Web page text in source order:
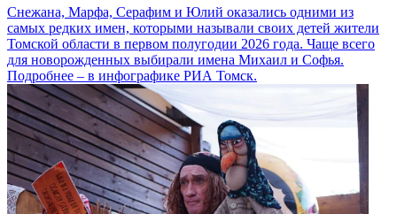
Снежана, Марфа, Серафим и Юлий оказались одними из
самых редких имен, которыми называли своих детей жители
Томской области в первом полугодии 2026 года. Чаще всего
для новорожденных выбирали имена Михаил и Софья.
Подробнее – в инфографике РИА Томск.